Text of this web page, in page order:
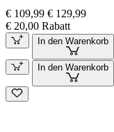
€ 109,99 € 129,99
€ 20,00 Rabatt
In den Warenkorb
In den Warenkorb